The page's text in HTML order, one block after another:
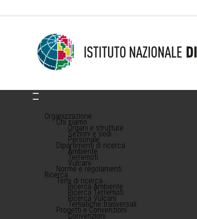
Organizzazione
Chi siamo
Organi e strutture
Sezioni e sedi
Personale
Dipartimenti di ricerca
Ambiente
Terremoti
Vulcani
Norme e regolamenti
Ricerca
Temi di ricerca
Ricerca Ambiente
Ricerca Terremoti
Ricerca Vulcani
Tematiche trasversali
Progetti e Convenzioni
Convenzioni